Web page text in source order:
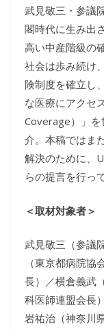
武見敬三・参議
閣時代に生み出
高い中産階級の
社会は歩み続け
険制度を確立し
な医療にアクセ
Coverage）」
介。本稿ではま
解決のために、
らの提言を行っ
＜取材対象者＞
武見敬三（参議
（東京都病院
長）／横倉義武
科医師連盟会長
岩祐治（神奈川